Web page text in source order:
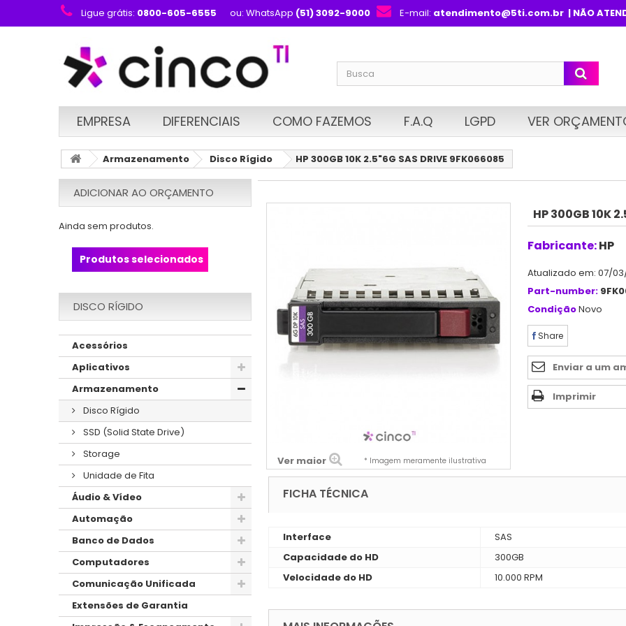
Ligue grátis: 0800-605-6555 ou: WhatsApp (51) 3092-9000 E-mail: atendimento@5ti.com.br| NÃO
EMPRESA DIFERENCIAIS COMO FAZEMOS F.A.Q LGPD VER
Armazenamento Disco Rígido HP 300GB 10K 2.5"6G SAS DRIVE 9FK066085
ADICIONAR AO ORÇAMENTO
Ainda sem produtos.
Produtos selecionados
DISCO RÍGIDO
Acessórios
Aplicativos
Armazenamento
Disco Rígido
SSD (Solid State Drive)
Storage
Unidade de Fita
Áudio & Vídeo
Automação
Banco de Dados
Computadores
Comunicação Unificada
Extensões de Garantia
Ver maior * Imagem meramente ilustrativa
HP 300GB 10K
Fabricante:HP
Atualizado em: 07/
Part-number:
CondiçãoNovo
Share
Enviar a um
Imprimir
FICHA TÉCNICA
Interface
SAS
Capacidade do HD
300GB
Velocidade do HD
10.000 RPM